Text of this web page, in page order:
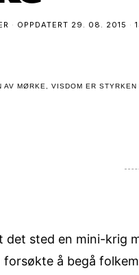
OPPDATERT 29. 08. 2015
AV MØRKE, VISDOM ER
det sted en mini-krig
forsøkte å begå